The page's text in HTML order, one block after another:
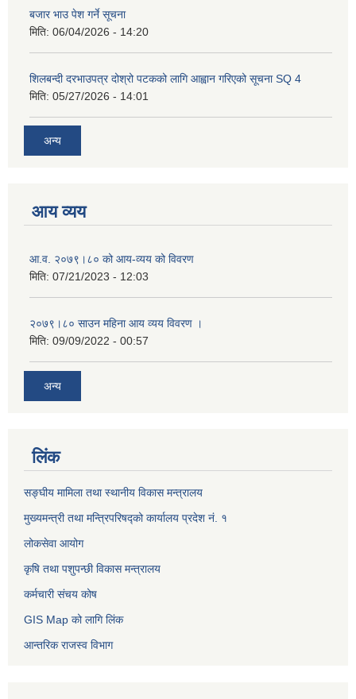
बजार भाउ पेश गर्ने सूचना
मिति: 06/04/2026 - 14:20
शिलबन्दी दरभाउपत्र दोश्रो पटकको लागि आह्वान गरिएको सूचना SQ 4
मिति: 05/27/2026 - 14:01
अन्य
आय व्यय
आ.व. २०७९।८० को आय-व्यय को विवरण
मिति: 07/21/2023 - 12:03
२०७९।८० साउन महिना आय व्यय विवरण ।
मिति: 09/09/2022 - 00:57
अन्य
लिंक
सङ्घीय मामिला तथा स्थानीय विकास मन्त्रालय
मुख्यमन्त्री तथा मन्त्रिपरिषद्को कार्यालय प्रदेश नं. १
लोकसेवा आयोग ​​​​
कृषि तथा पशुपन्छी विकास मन्त्रालय
कर्मचारी संचय कोष
GIS Map को लागि लिंक
आन्तरिक राजस्व विभाग